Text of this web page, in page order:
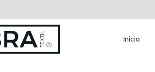
Inicio